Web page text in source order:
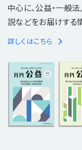
中心に、公益・一般
説などをお届けする
詳しくはこちら